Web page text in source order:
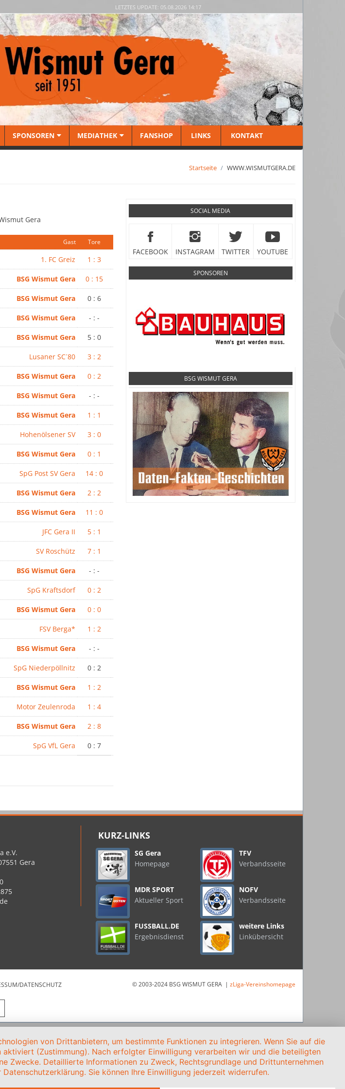
LETZTES UPDATE: 05.08.2026 14:17
SPONSOREN MEDIATHEK FANSHOP LINKS KONTAKT
Startseite WWW.WISMUTGERA.DE
Gera
Gast Tore
1. FC Greiz 1 : 3
BSG Wismut Gera 0 : 15
BSG Wismut Gera 0 : 6
BSG Wismut Gera - : -
BSG Wismut Gera 5 : 0
Lusaner SC´80 3 : 2
BSG Wismut Gera 0 : 2
BSG Wismut Gera - : -
BSG Wismut Gera 1 : 1
Hohenölsener SV 3 : 0
BSG Wismut Gera 0 : 1
SpG Post SV Gera 14 : 0
BSG Wismut Gera 2 : 2
BSG Wismut Gera 11 : 0
JFC Gera II 5 : 1
SV Roschütz 7 : 1
BSG Wismut Gera - : -
SpG Kraftsdorf 0 : 2
BSG Wismut Gera 0 : 0
FSV Berga* 1 : 2
BSG Wismut Gera - : -
SpG Niederpöllnitz 0 : 2
BSG Wismut Gera 1 : 2
Motor Zeulenroda 1 : 4
BSG Wismut Gera 2 : 8
SpG VfL Gera 0 : 7
SOCIAL MEDIA
FACEBOOK INSTAGRAM TWITTER YOUTUBE
SPONSOREN
BSG WISMUT GERA
e.V.
Gera
KURZ-LINKS
SG Gera
Homepage
MDR SPORT
Aktueller Sport
FUSSBALL.DE
Ergebnisdienst
TFV
Verbandsseite
NOFV
Verbandsseite
weitere Links
Linkübersicht
DATENSCHUTZ © 2003-2024 BSG WISMUT GERA | zLiga-Vereinshomepage
von Drittanbietern, um bestimmte Funktionen zu integrieren. Wenn Sie auf die
aktiviert (Zustimmung). Nach erfolgter Einwilligung verarbeiten wir und die beteiligten
Zwecke. Detaillierte Informationen zu Zweck, Rechtsgrundlage und Drittunternehmen
Sie können Ihre Einwilligung jederzeit widerrufen.